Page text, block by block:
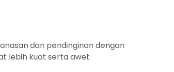
dan pendinginan dengan
lebih kuat serta awet